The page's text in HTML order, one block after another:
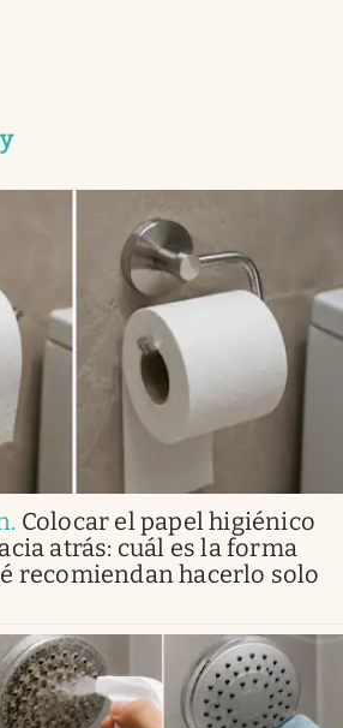
. Colocar el papel higiénico
atrás: cuál es la forma
recomiendan hacerlo solo